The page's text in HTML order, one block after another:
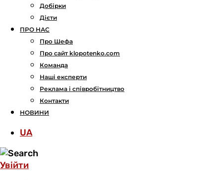
Добірки
Дієти
ПРО НАС
Про Шефа
Про сайт klopotenko.com
Команда
Наші експерти
Реклама і співробітництво
Контакти
НОВИНИ
UA
Увійти